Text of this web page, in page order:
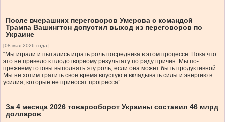
После вчерашних переговоров Умерова с командой
Трампа Вашингтон допустил выход из переговоров по
Украине
[08 мая 2026 года]
“Мы играли и пытались играть роль посредника в этом процессе. Пока что
это не привело к плодотворному результату по ряду причин. Мы по-
прежнему готовы выполнять эту роль, если она может быть продуктивной.
Мы не хотим тратить свое время впустую и вкладывать силы и энергию в
усилия, которые не приносят прогресса”
За 4 месяца 2026 товарооборот Украины составил 46 млрд
долларов